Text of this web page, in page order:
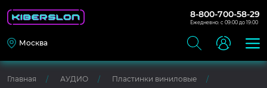
8-800-700-58-29
Ежедневно: с 09:00 до 19:00
Москва
Главная АУДИО
Пластинки виниловые